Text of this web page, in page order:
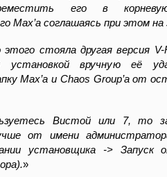
его в
Max’а соглашаясь при этом на
стояла другая версия V-
установкой вручную её
Max’а и Chaos Group’а от
Вистой или 7, то
от имени
установщика -> Запуск
»